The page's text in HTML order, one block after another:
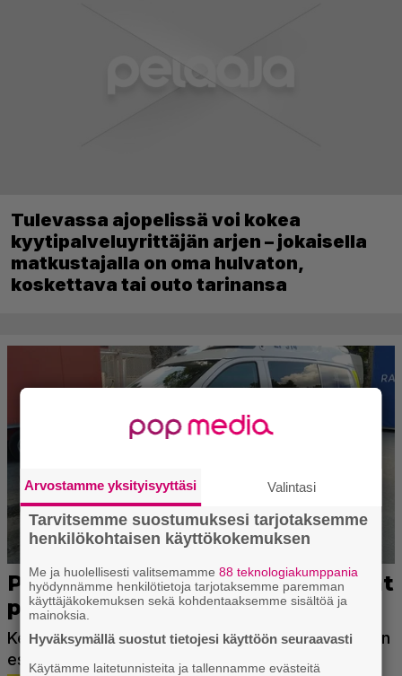
Tulevassa ajopelissä voi kokea
kyytipalveluyrittäjän arjen – jokaisella
matkustajalla on oma hulvaton,
koskettava tai outo tarinansa
Arvostamme yksityisyyttäsi Valintasi
Tarvitsemme suostumuksesi tarjotaksemme
henkilökohtaisen käyttökokemuksen
Me ja huolellisesti valitsemamme88 teknologiakumppania
hyödynnämme henkilötietoja tarjotaksemme paremman
käyttäjäkokemuksen sekä kohdentaaksemme sisältöä ja
mainoksia.
Hyväksymällä suostut tietojesi käyttöön seuraavasti
Käytämme laitetunnisteita ja tallennamme evästeitä